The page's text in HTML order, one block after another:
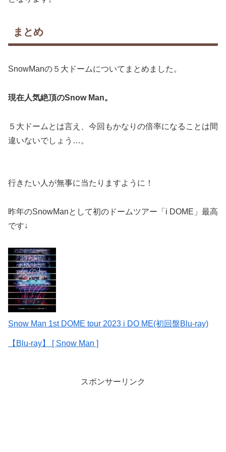
まとめ
SnowManの５大ドームについてまとめました。
現在人気絶頂のSnow Man。
５大ドームとは言え、今回もかなりの倍率になることは間
違いないでしょう…。
行きたい人が無事に当たりますように！
昨年のSnowManとして初のドームツアー「i DOME」最高
です↓
Snow Man 1st DOME tour 2023 i DO ME(初回盤Blu-ray)
【Blu-ray】 [ Snow Man ]
スポンサーリンク